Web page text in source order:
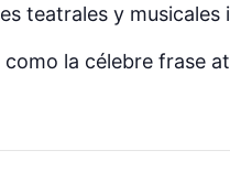
teatrales y musicales
la célebre frase